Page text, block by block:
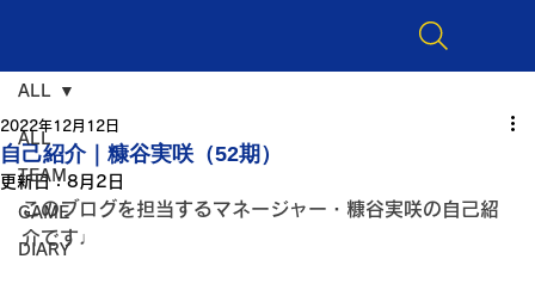
ALL
TEAM
GAME
DIARY
ALL
自己紹介｜糠谷実咲（52期）
2022年12月12日
更新日：8月2日
このブログを担当するマネージャー・糠谷実咲の自己紹
介です♩